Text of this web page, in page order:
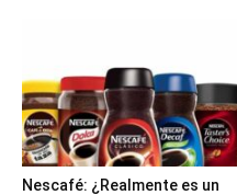
Nescafé: ¿Realmente es un